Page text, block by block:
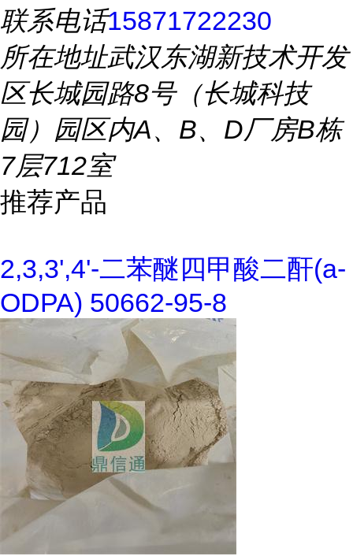
联系电话15871722230
所在地址武汉东湖新技术开发
区长城园路8号（长城科技
园）园区内A、B、D厂房B栋
7层712室
推荐产品
2,3,3',4'-二苯醚四甲酸二酐(a-
ODPA) 50662-95-8